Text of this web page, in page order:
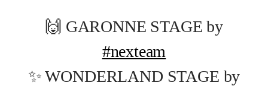
🙌 GARONNE STAGE by
#nexteam
✨ WONDERLAND STAGE by